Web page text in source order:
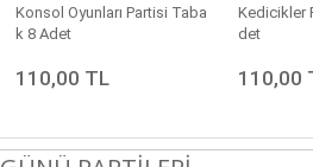
Konsol Oyunları Partisi Taba
k 8 Adet
110,00 TL
Kedicikler
det
110,00